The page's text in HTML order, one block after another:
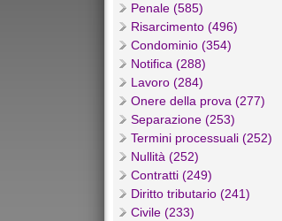
Penale (585)
Risarcimento (496)
Condominio (354)
Notifica (288)
Lavoro (284)
Onere della prova (277)
Separazione (253)
Termini processuali (252)
Nullità (252)
Contratti (249)
Diritto tributario (241)
Civile (233)